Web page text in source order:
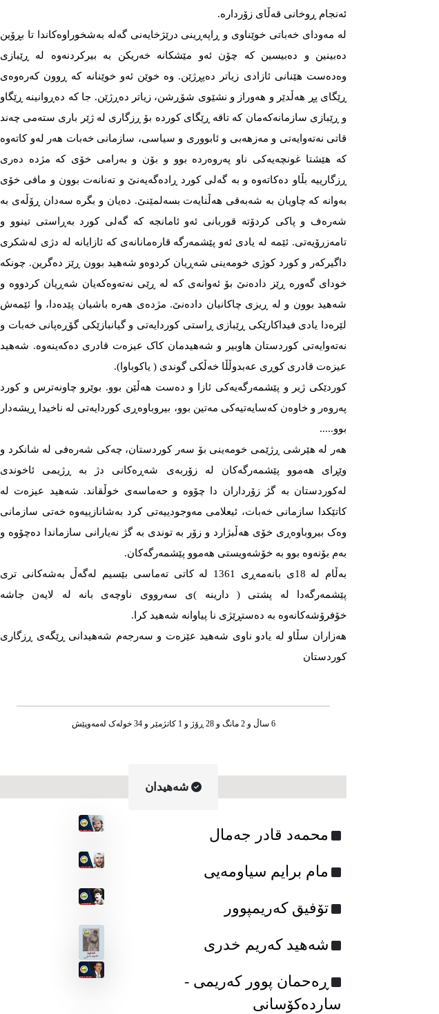
ئەنجام ڕوخانی قەڵای زۆردارە.
لە مەودای خەباتی خوێناوی و ڕاپەڕینی درێژخایەنی گەلە بەشخوراوەکاندا تا بڕۆین
دەبینین و دەبیسین کە چۆن ئەو مێشکانە خەریکن بە بیرکردنەوە لە ڕێبازی
وەدەست هێنانی ئازادی زیاتر دەپڕژێن. وە خوێن ئەو خوێنانە کە ڕوون کەرەوەی
ڕێگای پڕ هەڵدێر و هەوراز و نشێوی شۆڕشن، زیاتر دەڕژێن. جا کە دەڕوانینە ڕێگاو
و ڕێبازی سازمانەکەمان کە تاقە ڕێگای کوردە بۆ ڕزگاری لە ژێر باری ستەمی چەند
قاتی نەتەوایەتی و مەزهەبی و ئابووری و سیاسی، سازمانی خەبات هەر لەو کاتەوە
کە هێشتا غونچەیەکی ناو پەروەردە بوو و بۆن و بەرامی خۆی کە مژدە دەری
ڕزگارییە بڵاو دەکاتەوە و بە گەلی کورد ڕادەگەیەنێ و تەنانەت بوون و مافی خۆی
بەوانە کە چاویان بە شەبەقی هەڵنایەت بسەلمێنێ. دەیان و بگرە سەدان ڕۆڵەی بە
شەرەف و پاکی کردۆتە قوربانی ئەو ئامانجە کە گەلی کورد بەڕاستی تینوو و
تامەزرۆیەتی. ئێمە لە یادی ئەو پێشمەرگە قارەمانانەی کە ئازایانە لە دژی لەشکری
داگیرکەر و کورد کوژی خومەینی شەڕیان کردوەو شەهید بوون ڕێز دەگرین. چونکە
خودای گەورە ڕێز دادەنێ بۆ ئەوانەی کە لە ڕێی نەتەوەکەیان شەڕیان کردووە و
شەهید بوون و لە ڕیزی چاکانیان دادەنێ. مژدەی هەرە باشیان پێدەدا، وا ئێمەش
لێرەدا یادی فیداکارێکی ڕێبازی ڕاستی کوردایەتی و گیانبازێکی گۆڕەپانی خەبات و
نەتەوایەتی کوردستان هاوبیر و شەهیدمان کاک عیزەت قادری دەکەینەوە. شەهید
عیزەت قادری کوڕی عەبدوڵڵا خەڵکی گوندی ( یاکوباوا).
کوردێکی ژیر و پێشمەرگەیەکی ئازا و دەست هەڵێن بوو. بوێرو چاونەترس و کورد
پەروەر و خاوەن کەسایەتیەکی مەتین بوو، بیروباوەڕی کوردایەتی لە ناخیدا ڕیشەدار
بوو.....
هەر لە هێرشی ڕژێمی خومەینی بۆ سەر کوردستان، چەکی شەرەفی لە شانکرد و
وێڕای هەموو پێشمەرگەکان لە زۆربەی شەڕەکانی دژ بە ڕژیمی ئاخوندی
لەکوردستان بە گژ زۆرداران دا چۆوە و حەماسەی خوڵقاند. شەهید عیزەت لە
کاتێکدا سازمانی خەبات، ئیعلامی مەوجودییەتی کرد بەشانازییەوە خەتی سازمانی
وەک بیروباوەڕی خۆی هەڵبژارد و زۆر بە توندی بە گژ نەیارانی سازماندا دەچۆوە و
بەم بۆنەوە بوو بە خۆشەویستی هەموو پێشمەرگەکان.
بەڵام لە 18ی بانەمەڕی 1361 لە کاتی تەماسی بێسیم لەگەڵ بەشەکانی تری
پێشمەرگەدا لە پشتی ( دارینە )ی سەرووی ناوچەی بانە لە لایەن جاشە
خۆفرۆشەکانەوە بە دەستڕێژی نا پیاوانە شەهید کرا.
هەزاران سڵاو لە یادو ناوی شەهید عێزەت و سەرجەم شەهیدانی ڕێگەی ڕزگاری
کوردستان
6 ساڵ و 2 مانگ و 28 ڕۆژ و 1 کاتژمێر و 34 خوله‌ک له‌مه‌وپێش‌
شه‌هیدان
محمه‌د قادر جه‌مال
مام برایم سیاومه‌یی
تۆفیق که‌ریمپوور
شه‌هید که‌ریم خدری
ڕەحمان پوور کەریمی -
ساردەکۆسانی